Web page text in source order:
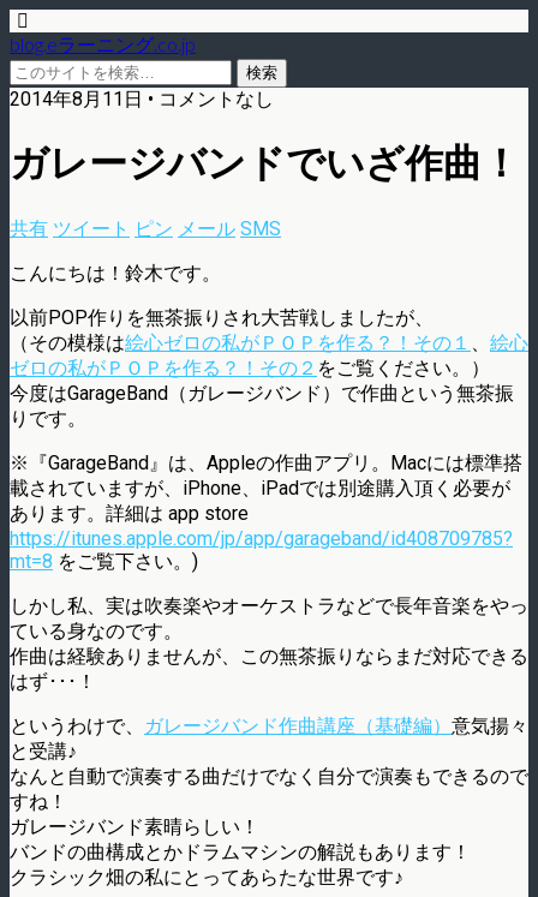
blog.eラーニング.co.jp
2014年8月11日 • コメントなし
ガレージバンドでいざ作曲！
共有 ツイート ピン メール SMS
こんにちは！鈴木です。
以前POP作りを無茶振りされ大苦戦しましたが、
（その模様は絵心ゼロの私がＰＯＰを作る？！その１ 、 絵心
ゼロの私がＰＯＰを作る？！その２ をご覧ください。）
今度はGarageBand（ガレージバンド）で作曲という無茶振
りです。
※『GarageBand』は、Appleの作曲アプリ。Macには標準搭
載されていますが、iPhone、iPadでは別途購入頂く必要が
あります。詳細は app store
https://itunes.apple.com/jp/app/garageband/id408709785?
mt=8 をご覧下さい。)
しかし私、実は吹奏楽やオーケストラなどで長年音楽をやっ
ている身なのです。
作曲は経験ありませんが、この無茶振りならまだ対応できる
はず･･･！
というわけで、
ガレージバンド作曲講座（基礎編） 意気揚々
と受講♪
なんと自動で演奏する曲だけでなく自分で演奏もできるので
すね！
ガレージバンド素晴らしい！
バンドの曲構成とかドラムマシンの解説もあります！
クラシック畑の私にとってあらたな世界です♪